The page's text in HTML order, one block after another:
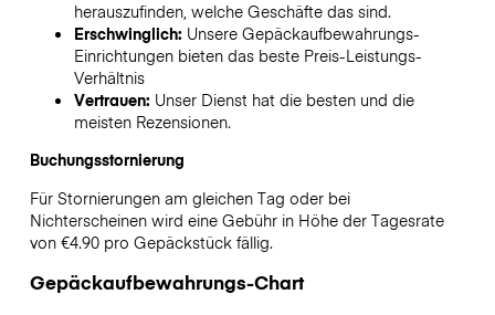
herauszufinden, welche Geschäfte das sind.
Erschwinglich: Unsere Gepäckaufbewahrungs-
Einrichtungen bieten das beste Preis-Leistungs-
Verhältnis
Vertrauen: Unser Dienst hat die besten und die
meisten Rezensionen.
Buchungsstornierung
Für Stornierungen am gleichen Tag oder bei
Nichterscheinen wird eine Gebühr in Höhe der Tagesrate
von €4.90 pro Gepäckstück fällig.
Gepäckaufbewahrungs-Chart